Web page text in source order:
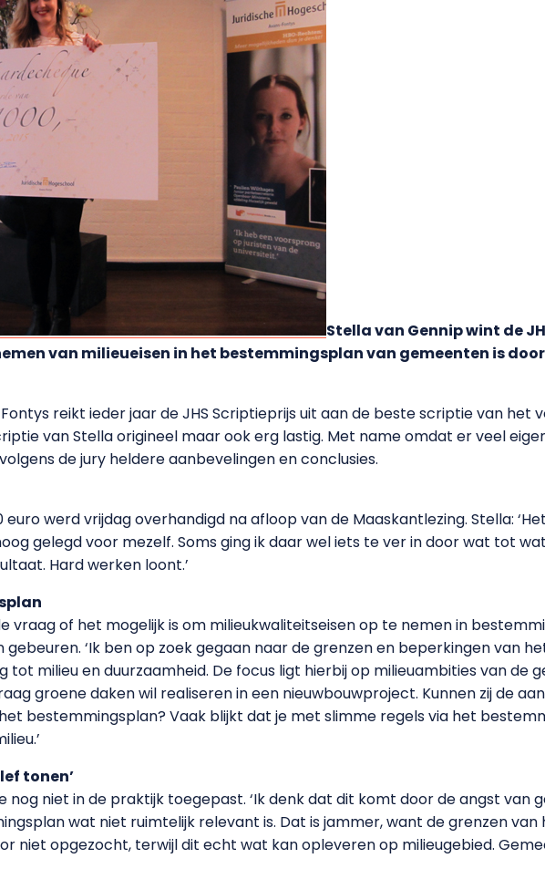
Stella van Gennip wint de
van milieueisen in het bestemmingsplan van gemeenten is
reikt ieder jaar de JHS Scriptieprijs uit aan de beste scriptie van het
van Stella origineel maar ook erg lastig. Met name omdat er veel
de jury heldere aanbevelingen en conclusies.
werd vrijdag overhandigd na afloop van de Maaskantlezing. Stella:
gelegd voor mezelf. Soms ging ik daar wel iets te ver in door wat tot
Hard werken loont.’
vraag of het mogelijk is om milieukwaliteitseisen op te nemen in
‘Ik ben op zoek gegaan naar de grenzen en beperkingen van
milieu en duurzaamheid. De focus ligt hierbij op milieuambities van de
groene daken wil realiseren in een nieuwbouwproject. Kunnen zij de
bestemmingsplan? Vaak blijkt dat je met slimme regels via het
tonen’
nog niet in de praktijk toegepast. ‘Ik denk dat dit komt door de angst van
wat niet ruimtelijk relevant is. Dat is jammer, want de grenzen van
niet opgezocht, terwijl dit echt wat kan opleveren op milieugebied.